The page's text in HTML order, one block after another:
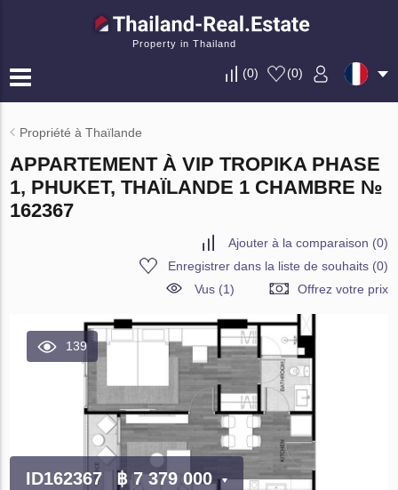
Property in Thailand
(0) (0)
Propriété à Thaïlande
APPARTEMENT À VIP TROPIKA PHASE
1, PHUKET, THAÏLANDE 1 CHAMBRE №
162367
Ajouter à la comparaison (0)
Enregistrer dans la liste de souhaits(0)
Vus (1)
Offrez votre prix
139
ID162367 ฿ 7 379 000